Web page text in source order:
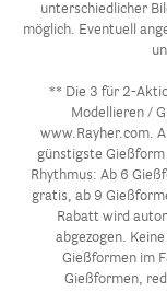
unterschiedlicher
möglich. Eventuell
** Die 3 für 2-
Modellieren /
www.Rayher.com.
günstigste
Rhythmus: Ab 6
gratis, ab 9
Rabatt wird
abgezogen.
Gießformen im
Gießformen,